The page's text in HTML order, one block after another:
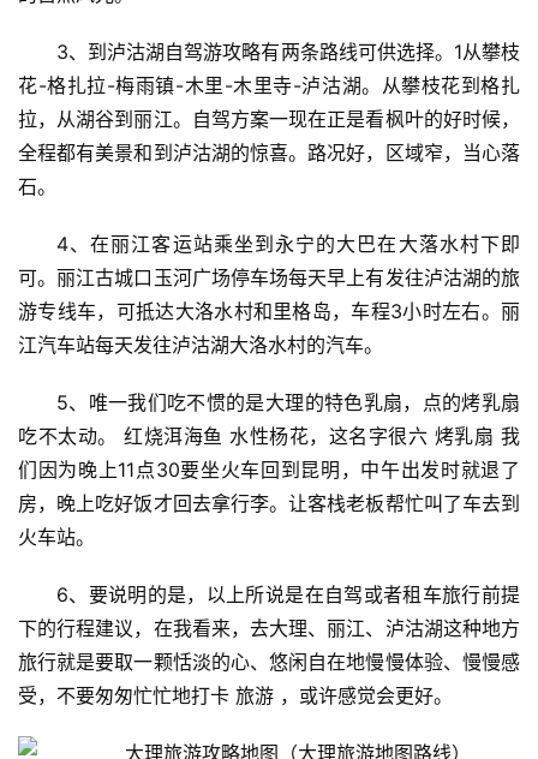
3、到泸沽湖自驾游攻略有两条路线可供选择。1从攀枝
花-格扎拉-梅雨镇-木里-木里寺-泸沽湖。从攀枝花到格扎
拉，从湖谷到丽江。自驾方案一现在正是看枫叶的好时候，
全程都有美景和到泸沽湖的惊喜。路况好，区域窄，当心落
石。
4、在丽江客运站乘坐到永宁的大巴在大落水村下即
可。丽江古城口玉河广场停车场每天早上有发往泸沽湖的旅
游专线车，可抵达大洛水村和里格岛，车程3小时左右。丽
江汽车站每天发往泸沽湖大洛水村的汽车。
5、唯一我们吃不惯的是大理的特色乳扇，点的烤乳扇
吃不太动。 红烧洱海鱼 水性杨花，这名字很六 烤乳扇 我
们因为晚上11点30要坐火车回到昆明，中午出发时就退了
房，晚上吃好饭才回去拿行李。让客栈老板帮忙叫了车去到
火车站。
6、要说明的是，以上所说是在自驾或者租车旅行前提
下的行程建议，在我看来，去大理、丽江、泸沽湖这种地方
旅行就是要取一颗恬淡的心、悠闲自在地慢慢体验、慢慢感
受，不要匆匆忙忙地打卡 旅游 ，或许感觉会更好。